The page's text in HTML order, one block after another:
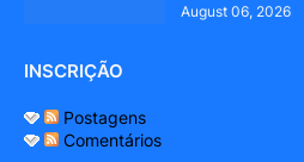
August 06, 2026
INSCRIÇÃO
Postagens
Comentários